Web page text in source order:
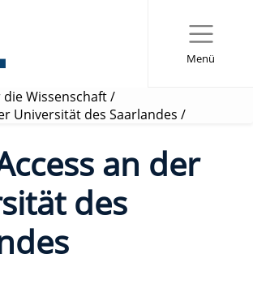
Menü
die Wissenschaft/
Universität des Saarlandes /
an der
des